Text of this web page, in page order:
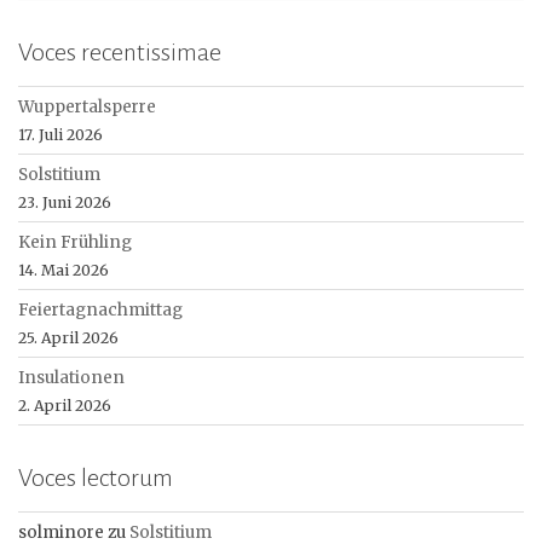
Voces recentissimae
Wuppertalsperre
17. Juli 2026
Solstitium
23. Juni 2026
Kein Frühling
14. Mai 2026
Feiertagnachmittag
25. April 2026
Insulationen
2. April 2026
Voces lectorum
solminore zu Solstitium